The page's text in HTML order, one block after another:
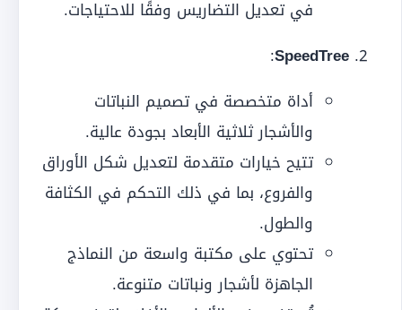
في تعديل التضاريس وفقًا للاحتياجات.
SpeedTree
:
أداة متخصصة في تصميم النباتات
والأشجار ثلاثية الأبعاد بجودة عالية.
تتيح خيارات متقدمة لتعديل شكل الأوراق
والفروع، بما في ذلك التحكم في الكثافة
والطول.
تحتوي على مكتبة واسعة من النماذج
الجاهزة لأشجار ونباتات متنوعة.